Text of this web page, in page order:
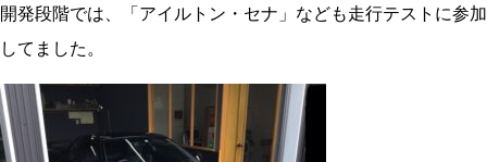
開発段階では、「アイルトン・セナ」なども走行テストに参加
してました。